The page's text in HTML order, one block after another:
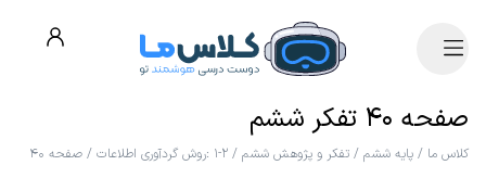
صفحه ۴۰ تفکر ششم
کلاس ما / پایه ششم / تفکر و پژوهش ششم / ۲-۱ :روش گردآوری اطلاعات / صفحه ۴۰